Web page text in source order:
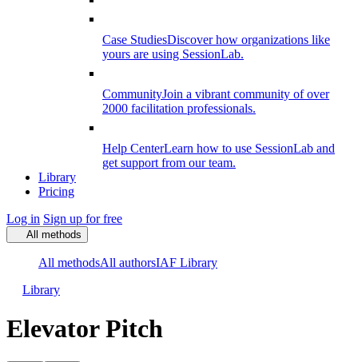
Case StudiesDiscover how organizations like
yours are using SessionLab.
CommunityJoin a vibrant community of over
2000 facilitation professionals.
Help CenterLearn how to use SessionLab and
get support from our team.
Library
Pricing
Log in Sign up for free
All methods
All methodsAll authorsIAF Library
Library
Elevator Pitch